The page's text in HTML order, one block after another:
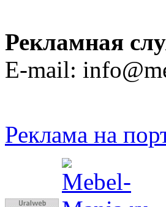
Рекламная
E-mail:
Реклама на